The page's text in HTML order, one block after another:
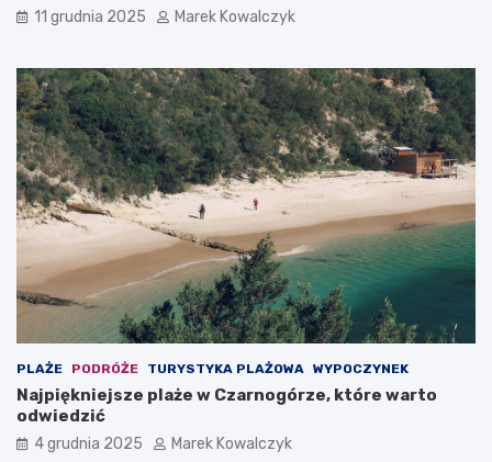
11 grudnia 2025 Marek Kowalczyk
PLAŻE PODRÓŻE TURYSTYKA PLAŻOWA WYPOCZYNEK
Najpiękniejsze plaże w Czarnogórze, które warto
odwiedzić
4 grudnia 2025 Marek Kowalczyk